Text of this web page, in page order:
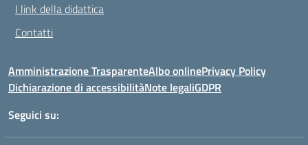
I link della didattica
Contatti
Amministrazione TrasparenteAlbo onlinePrivacy Policy
Dichiarazione di accessibilitàNote legaliGDPR
Seguici su: